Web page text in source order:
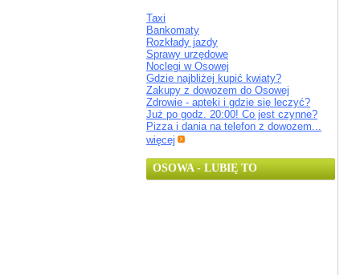
Taxi
Bankomaty
Rozkłady jazdy
Sprawy urzędowe
Noclegi w Osowej
Gdzie najbliżej kupić kwiaty?
Zakupy z dowozem do Osowej
Zdrowie - apteki i gdzie się leczyć?
Już po godz. 20:00! Co jest czynne?
Pizza i dania na telefon z dowozem...
więcej
OSOWA - LUBIĘ TO